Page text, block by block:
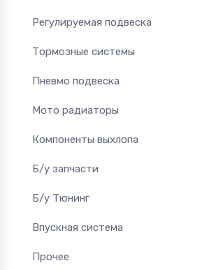
Регулируемая подвеска
Тормозные системы
Пневмо подвеска
Мото радиаторы
Компоненты выхлопа
Б/у запчасти
Б/у Тюнинг
Впускная система
Прочее